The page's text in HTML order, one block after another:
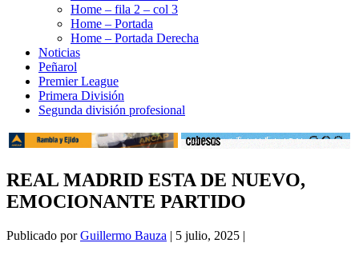
Home – fila 2 – col 3
Home – Portada
Home – Portada Derecha
Noticias
Peñarol
Premier League
Primera División
Segunda división profesional
REAL MADRID ESTA DE NUEVO,
EMOCIONANTE PARTIDO
Publicado porGuillermo Bauza | 5 julio, 2025 |